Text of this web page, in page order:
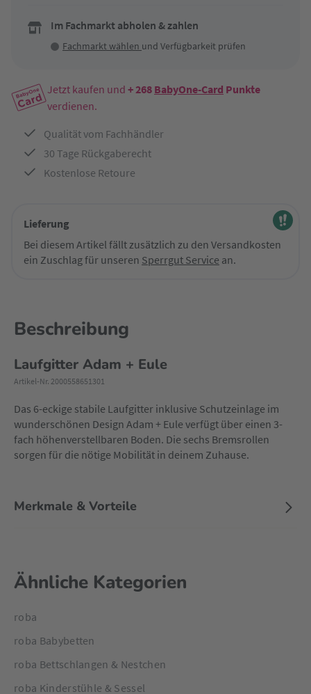
Im Fachmarkt abholen & zahlen
Fachmarkt wählen und Verfügbarkeit prüfen
Jetzt kaufen und + 268 BabyOne-Card Punkte
verdienen.
Qualität vom Fachhändler
30 Tage Rückgaberecht
Kostenlose Retoure
Lieferung
Bei diesem Artikel fällt zusätzlich zu den Versandkosten
ein Zuschlag für unseren Sperrgut Service an.
Beschreibung
Laufgitter Adam + Eule
Artikel-Nr. 2000558651301
Das 6-eckige stabile Laufgitter inklusive Schutzeinlage im
wunderschönen Design Adam + Eule verfügt über einen 3-
fach höhenverstellbaren Boden. Die sechs Bremsrollen
sorgen für die nötige Mobilität in deinem Zuhause.
Merkmale & Vorteile
Ähnliche Kategorien
roba
roba Babybetten
roba Bettschlangen & Nestchen
roba Kinderstühle & Sessel